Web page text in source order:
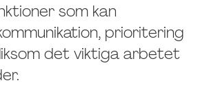
som kan
prioritering
det viktiga arbetet